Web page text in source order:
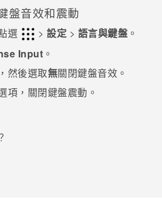
盤音效和震動
選 > 設定 > 語言與鍵盤 。
Input 。
，然後選取無關閉鍵盤音效。
項，關閉鍵盤震動。